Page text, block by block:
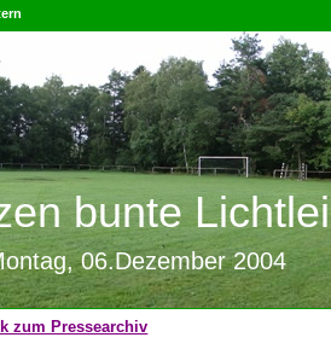
bunte
06.Dezember 2004
zum Pressearchiv